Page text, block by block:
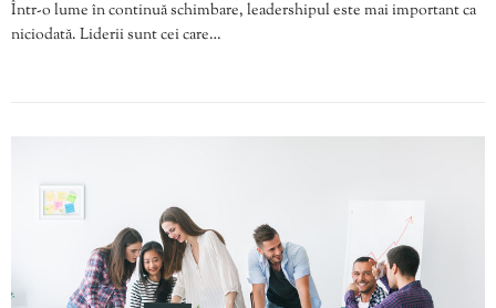
Într-o lume în continuă schimbare, leadershipul este mai important ca
niciodată. Liderii sunt cei care…